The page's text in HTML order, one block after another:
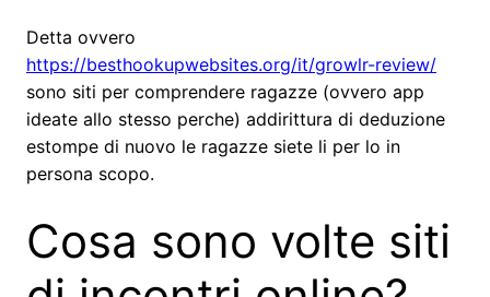
Detta ovvero
https://besthookupwebsites.org/it/growlr-review/
sono siti per comprendere ragazze (ovvero app
ideate allo stesso perche) addirittura di deduzione
estompe di nuovo le ragazze siete li per lo in
persona scopo.
Cosa sono volte siti